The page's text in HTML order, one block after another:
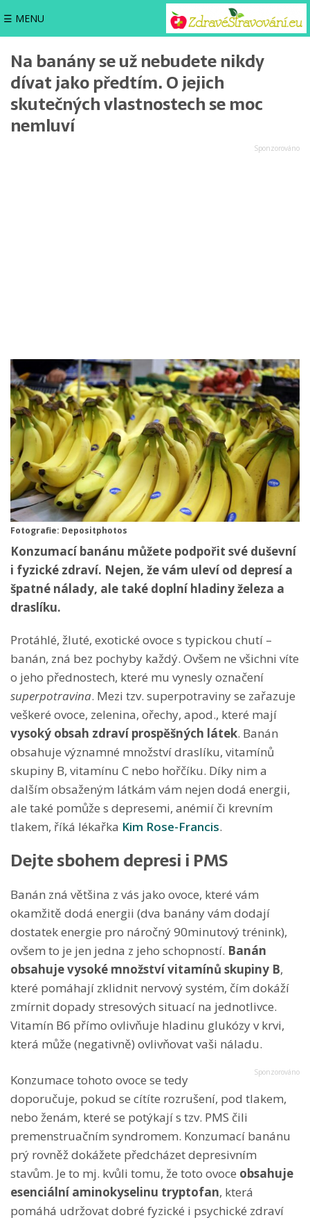
☰ MENU
Na banány se už nebudete nikdy
dívat jako předtím. O jejich
skutečných vlastnostech se moc
nemluví
Fotografie: Depositphotos
Konzumací banánu můžete podpořit své duševní
i fyzické zdraví. Nejen, že vám uleví od depresí a
špatné nálady, ale také doplní hladiny železa a
draslíku.
Protáhlé, žluté, exotické ovoce s typickou chutí –
banán, zná bez pochyby každý. Ovšem ne všichni víte
o jeho přednostech, které mu vynesly označení
superpotravina. Mezi tzv. superpotraviny se zařazuje
veškeré ovoce, zelenina, ořechy, apod., které mají
vysoký obsah zdraví prospěšných látek. Banán
obsahuje významné množství draslíku, vitamínů
skupiny B, vitamínu C nebo hořčíku. Díky nim a
dalším obsaženým látkám vám nejen dodá energii,
ale také pomůže s depresemi, anémií či krevním
tlakem, říká lékařka Kim Rose-Francis.
Dejte sbohem depresi i PMS
Banán zná většina z vás jako ovoce, které vám
okamžitě dodá energii (dva banány vám dodají
dostatek energie pro náročný 90minutový trénink),
ovšem to je jen jedna z jeho schopností. Banán
obsahuje vysoké množství vitamínů skupiny B,
které pomáhají zklidnit nervový systém, čím dokáží
zmírnit dopady stresových situací na jednotlivce.
Vitamín B6 přímo ovlivňuje hladinu glukózy v krvi,
která může (negativně) ovlivňovat vaši náladu.
Konzumace tohoto ovoce se tedy
doporučuje, pokud se cítíte rozrušení, pod tlakem,
nebo ženám, které se potýkají s tzv. PMS čili
premenstruačním syndromem. Konzumací banánu
prý rovněž dokážete předcházet depresivním
stavům. Je to mj. kvůli tomu, že toto ovoce obsahuje
esenciální aminokyselinu tryptofan, která
pomáhá udržovat dobré fyzické i psychické zdraví